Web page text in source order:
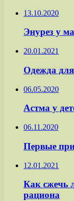
13.10.2020
Энурез у
20.01.2021
Одежда
06.05.2020
Астма у
06.11.2020
Первые
12.01.2021
Как сжечь
рациона